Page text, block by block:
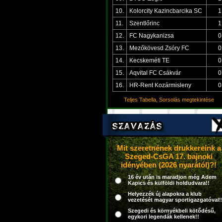
10.
Kolorcity Kazincbarcika SC
1
11.
Szentlőrinc
1
12.
FC Nagykanizsa
0
13.
Mezőkövesd Zsóry FC
0
14.
Kecskeméti TE
0
15.
Aqvital FC Csákvár
0
16.
HR-Rent Kozármisleny 0
Teljes Tabella, Sorsolás megtekintése
Mit szeretnének drukkereink a
Szeged-CsGA 17. bajnoki
idényében (2026 nyarától)?!
16 év után is maradjon még Adem
Kapics és külföldi holdudvara!!
Helyezzék új alapokra a klub
vezetését magyar
Szegedi és környékbeli kötődésű,
egykori legendák kellenek!!